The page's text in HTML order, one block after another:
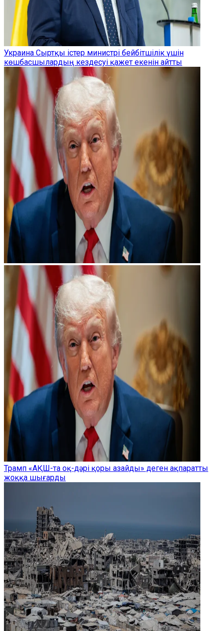
Украина Сыртқы істер министрі бейбітшілік үшін
көшбасшылардың кездесуі қажет екенін айтты
Трамп «АҚШ-та оқ-дәрі қоры азайды» деген ақпаратты
жоққа шығарды